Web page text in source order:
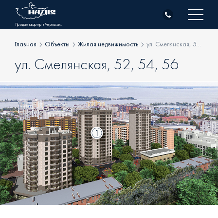
contentПродаж квартир в Черкасах.
О компании
Жилая недвижимость
Коммерческая недвижимость
Генподрядные работы
Все Объекты
Клиентам
Новости
Контакты
Главная Объекты Жилая недвижимость ул. Смелянская, 52, 54, 56
ул. Смелянская, 52, 54, 56